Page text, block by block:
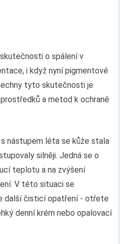
o spálení v
i když nyní pigmentové
tyto skutečnosti je
a metod k ochraně
nástupem léta se kůže stala
silněji. Jedná se o
teplotu a na zvýšení
V této situaci se
další čisticí opatření - otřete
denní krém nebo opalovací